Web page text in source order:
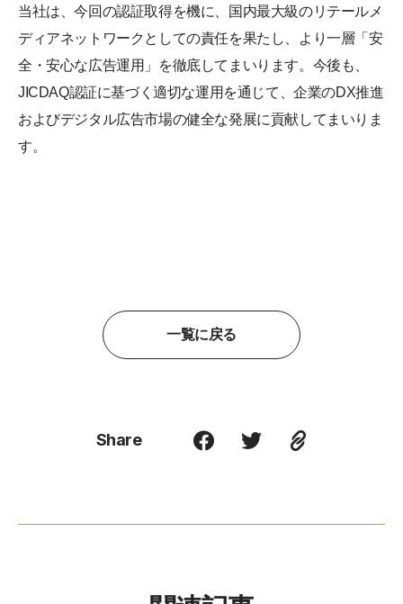
当社は、今回の認証取得を機に、国内最大級のリテールメ
ディアネットワークとしての責任を果たし、より一層「安
全・安心な広告運用」を徹底してまいります。今後も、
JICDAQ認証に基づく適切な運用を通じて、企業のDX推進
およびデジタル広告市場の健全な発展に貢献してまいりま
す。
一覧に戻る
Share